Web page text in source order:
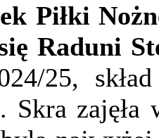
Piłki
Raduni
25,
. Skra